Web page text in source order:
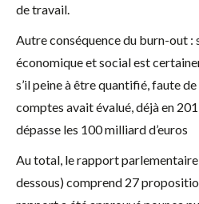
de travail.
Autre conséquence du burn-out :
économique et social est
s’il peine à être quantifié, faute
comptes avait évalué, déjà en
dépasse les 100 milliard d’euros
Au total, le rapport
dessous) comprend 27